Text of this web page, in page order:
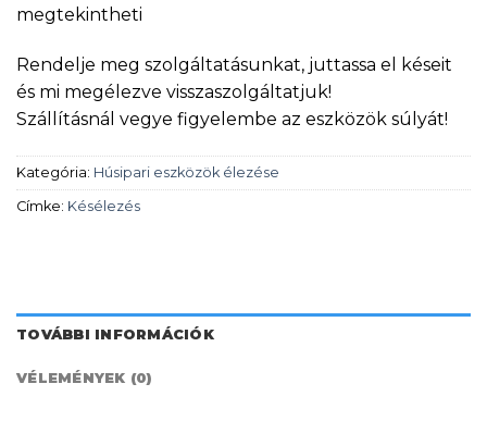
megtekintheti
Rendelje meg szolgáltatásunkat, juttassa el késeit
és mi megélezve visszaszolgáltatjuk!
Szállításnál vegye figyelembe az eszközök súlyát!
Kategória: Húsipari eszközök élezése
Címke: Késélezés
TOVÁBBI INFORMÁCIÓK
VÉLEMÉNYEK (0)